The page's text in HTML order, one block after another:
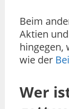
Beim
Aktien und
hingegen,
wie der
Wer